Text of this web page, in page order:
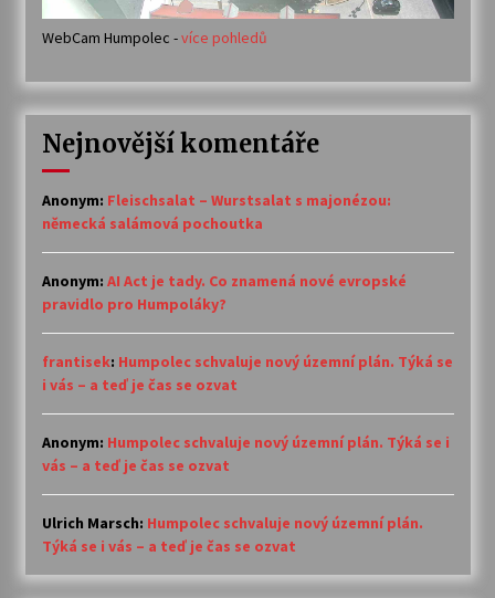
WebCam Humpolec -více pohledů
Nejnovější komentáře
Anonym: Fleischsalat – Wurstsalat s majonézou:
německá salámová pochoutka
Anonym: AI Act je tady. Co znamená nové evropské
pravidlo pro Humpoláky?
frantisek: Humpolec schvaluje nový územní plán. Týká se
i vás – a teď je čas se ozvat
Anonym: Humpolec schvaluje nový územní plán. Týká se i
vás – a teď je čas se ozvat
Ulrich Marsch: Humpolec schvaluje nový územní plán.
Týká se i vás – a teď je čas se ozvat